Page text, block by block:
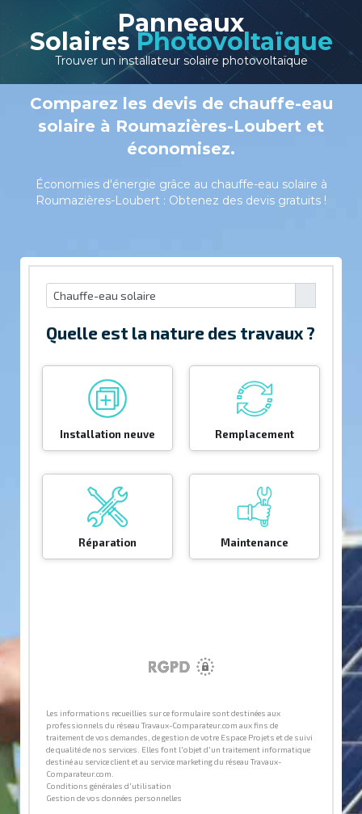
Panneaux
Solaires Photovoltaïque
Trouver un installateur solaire photovoltaïque
Comparez les devis de chauffe-eau
solaire à Roumazières-Loubert et
économisez.
Économies d'énergie grâce au chauffe-eau solaire à
Roumazières-Loubert : Obtenez des devis gratuits !